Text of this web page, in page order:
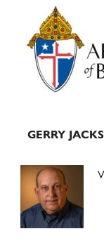
Primary
Sidebar
GERRY